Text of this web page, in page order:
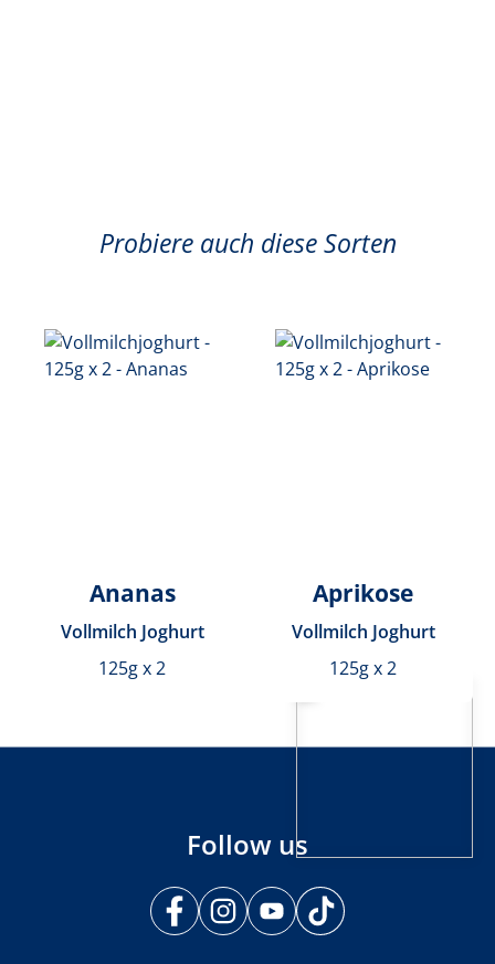
Probiere auch diese Sorten
Ananas
Vollmilch Joghurt
125g x 2
Aprikose
Vollmilch Joghurt
125g x 2
Follow us